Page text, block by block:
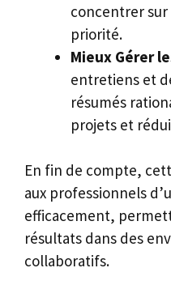
concentrer sur
priorité.
Mieux Gérer
entretiens et
résumés
projets et
En fin de compte,
aux professionnels
efficacement,
résultats dans des
collaboratifs.